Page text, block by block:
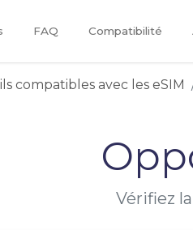
FAQ Compatibilité
compatibles avec les eSIM
Vérifiez